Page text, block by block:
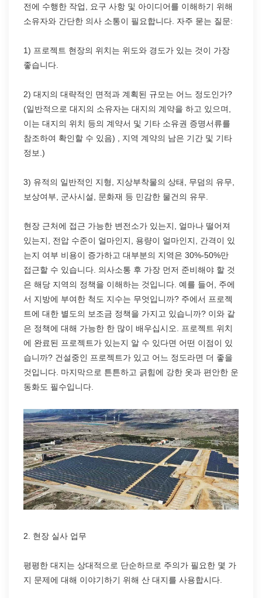
전에 수행한 작업, 요구 사항 및 아이디어를 이해하기 위해
소유자와 간단한 의사 소통이 필요합니다. 자주 묻는 질문:
1) 프로젝트 현장의 위치는 위도와 경도가 있는 것이 가장
좋습니다.
2) 대지의 대략적인 면적과 계획된 규모는 어느 정도인가?
(일반적으로 대지의 소유자는 대지의 계약을 하고 있으며,
이는 대지의 위치 등의 계약서 및 기타 소유권 증명서류를
참조하여 확인할 수 있음) , 지역 계약의 남은 기간 및 기타
정보.)
3) 유적의 일반적인 지형, 지상부착물의 상태, 무덤의 유무,
보상여부, 군사시설, 문화재 등 민감한 물건의 유무.
현장 근처에 접근 가능한 변전소가 있는지, 얼마나 떨어져
있는지, 전압 수준이 얼마인지, 용량이 얼마인지, 간격이 있
는지 여부 비용이 증가하고 대부분의 지역은 30%-50%만
접근할 수 있습니다. 의사소통 후 가장 먼저 준비해야 할 것
은 해당 지역의 정책을 이해하는 것입니다. 예를 들어, 주에
서 지방에 부여한 척도 지수는 무엇입니까? 주에서 프로젝
트에 대한 별도의 보조금 정책을 가지고 있습니까? 이와 같
은 정책에 대해 가능한 한 많이 배우십시오. 프로젝트 위치
에 완료된 프로젝트가 있는지 알 수 있다면 어떤 이점이 있
습니까? 건설중인 프로젝트가 있고 어느 정도라면 더 좋을
것입니다. 마지막으로 튼튼하고 긁힘에 강한 옷과 편안한 운
동화도 필수입니다.
2. 현장 실사 업무
평평한 대지는 상대적으로 단순하므로 주의가 필요한 몇 가
지 문제에 대해 이야기하기 위해 산 대지를 사용합시다.